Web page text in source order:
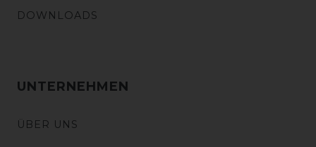
DOWNLOADS
UNTERNEHMEN
ÜBER UNS